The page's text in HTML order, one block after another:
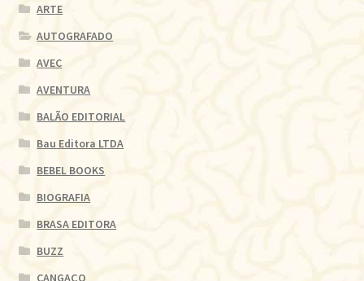
ARTE
AUTOGRAFADO
AVEC
AVENTURA
BALÃO EDITORIAL
Bau Editora LTDA
BEBEL BOOKS
BIOGRAFIA
BRASA EDITORA
BUZZ
CANGAÇO